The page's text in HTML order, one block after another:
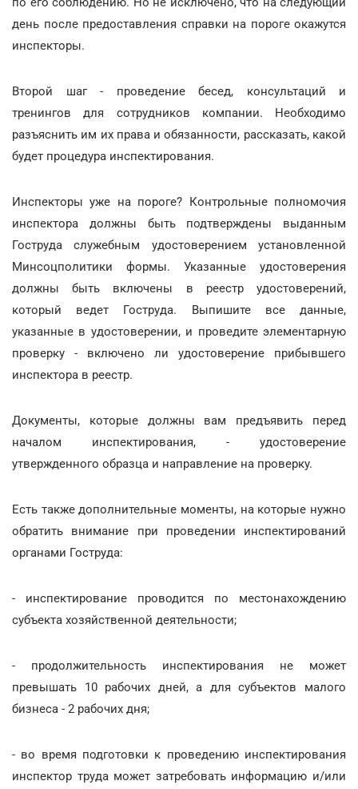
день после предоставления справки на пороге окажутся
инспекторы.
Второй шаг - проведение бесед, консультаций и
тренингов для сотрудников компании. Необходимо
разъяснить им их права и обязанности, рассказать, какой
будет процедура инспектирования.
Инспекторы уже на пороге? Контрольные полномочия
инспектора должны быть подтверждены выданным
Гоструда служебным удостоверением установленной
Минсоцполитики формы. Указанные удостоверения
должны быть включены в реестр удостоверений,
который ведет Гоструда. Выпишите все данные,
указанные в удостоверении, и проведите элементарную
проверку - включено ли удостоверение прибывшего
инспектора в реестр.
Документы, которые должны вам предъявить перед
началом инспектирования, - удостоверение
утвержденного образца и направление на проверку.
Есть также дополнительные моменты, на которые нужно
обратить внимание при проведении инспектирований
органами Гоструда:
- инспектирование проводится по местонахождению
субъекта хозяйственной деятельности;
- продолжительность инспектирования не может
превышать 10 рабочих дней, а для субъектов малого
бизнеса - 2 рабочих дня;
- во время подготовки к проведению инспектирования
инспектор труда может затребовать информацию и/или